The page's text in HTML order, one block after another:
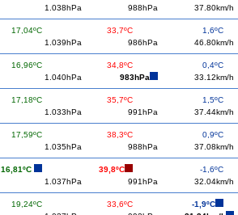
1.038hPa 988hPa 37.80km/h
17,04ºC 33,7ºC
1,6ºC
1.039hPa 986hPa 46.80km/h
16,96ºC 34,8ºC
0,4ºC
1.040hPa 983hPa 33.12km/h
17,18ºC 35,7ºC
1,5ºC
1.033hPa 991hPa 37.44km/h
17,59ºC 38,3ºC
0,9ºC
1.035hPa 988hPa 37.08km/h
16,81ºC 39,8ºC
-1,6ºC
1.037hPa 991hPa 32.04km/h
19,24ºC 33,6ºC
-1,9ºC